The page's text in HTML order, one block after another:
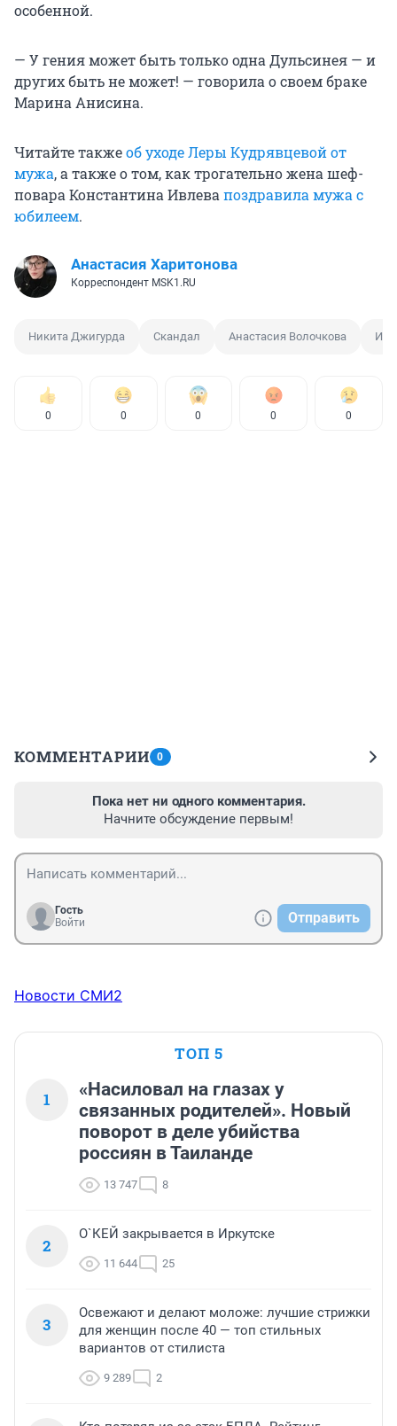
особенной.
— У гения может быть только одна Дульсинея — и
других быть не может! — говорила о своем браке
Марина Анисина.
Читайте такжеоб уходе Леры Кудрявцевой от
мужа, а также о том, как трогательно жена шеф-
повара Константина Ивлевапоздравила мужа с
юбилеем.
Анастасия Харитонова
Корреспондент MSK1.RU
Никита Джигурда Скандал Анастасия Волочкова
0 0 0 0 0
КОММЕНТАРИИ 0
Пока нет ни одного комментария.
Начните обсуждение первым!
Гость
Войти
Отправить
Новости СМИ2
ТОП 5
1
«Насиловал на глазах у
связанных родителей». Новый
поворот в деле убийства
россиян в Таиланде
13 747 8
2
О`КЕЙ закрывается в Иркутске
11 644 25
3
Освежают и делают моложе: лучшие стрижки
для женщин после 40 — топ стильных
вариантов от стилиста
9 289 2